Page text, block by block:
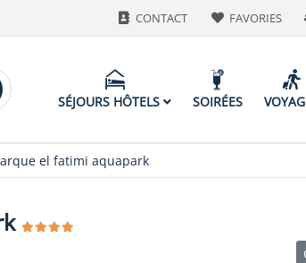
CONTACT FAVORIES
SÉJOURS HÔTELS SOIRÉES
el fatimi aquapark